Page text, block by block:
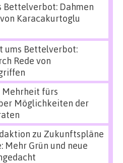
Bettelverbot: Dahmen
Karacakurtoglu
ums Bettelverbot:
Rede von
fürs
Möglichkeiten der
zu Zukunftspläne
Grün und neue